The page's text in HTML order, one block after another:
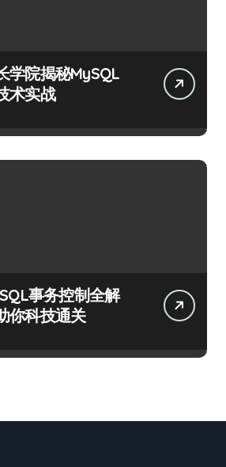
学院揭秘MySQL
术实战
事务控制全解
你科技通关